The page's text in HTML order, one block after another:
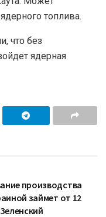
топлива.
что без
ядерная
производства
займет от 12